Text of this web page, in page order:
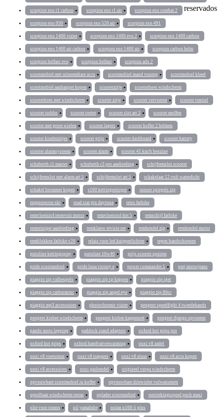
scorpion exo r1 carbon scorpion exo r1 air scorpion exo combat 2
scorpion exo 930 scorpion exo 520 air scorpion exo 491
scorpion exo 1400 vizier scorpion exo 1400 evo 2 scorpion exo 1400 carbon
scorpion exo 1400 air carbon scorpion exo 1400 air scorpion carbon helm
scorpion belfast evo scorpion belfast scorpion adx 2
scootmobiel met uitneembare accu scootmobiel mand voorop scootmobiel kleed
scootmobiel aanhanger kopen scooterzitje scooterhoes windscherm
scooterhoes met windscherm scooter zitje scooter vervoeren scooter ventiel
scooter turbho scooter toeter scooter slot art 3 scooter moffen
scooter met grote wielen scooter lagers scooter koffer 2 helmen
scooter kinderzitjes scooter grijs scooter dashboard scooter battery
scooter alarmsysteem scooter alarm scooter 45 km/h benzine
schuberth c5 master schuberth c3 pro aanbieding schijfremslot scooter
schijfremslot met alarm art 5 schijfremslot art 5 schakelaar 12 volt waterdicht
schakel brommer kopen s100 kettingreiniger runner spiegels zip
rugprotector ski road star gtx daytona retro fatbike
remvloeistof reservoir motor remvloeistof dot 5 remschijf fatbike
remreiniger aanbieding remklauw revisie set remhendel zip remhendel motor
remblokken fatbike v20 relais voor led knipperlichten regen handschoenen
putoline kettingspray putoline 10w40 prijs scooter spuiten
pride scootmobiel pride luna victory e power commander 5 pmj motorjeans
piaggio zip valbeugels piaggio zip sp kappen piaggio zip iget
piaggio zip carburateur piaggio zip angel eye piaggio zip 80cc
piaggio mp3 accessoires photochromic vizier peugeot speedfight 4 tweedehands
peugeot kisbee windscherm peugeot kisbee kappenset peugeot django opvoeren
pando moto legging paddock stand adapters oxford hot grips pro
oxford hot grips oxford handvatverwarming ouxi v8 zadel
ouxi v8 voetsteun ouxi v8 trappers ouxi v8 stuur ouxi v8 accu kopen
ouxi v8 accessoires ouxi gashendel origineel vespa windscherm
opvouwbare scootmobiel in koffer opvouwbare driewieler volwassenen
oprolbaar windscherm terras oplader scootmobiel ontstekingsspoel puch maxi
olie voor tomos oil yamalube nolan n100-5 plus
reservados